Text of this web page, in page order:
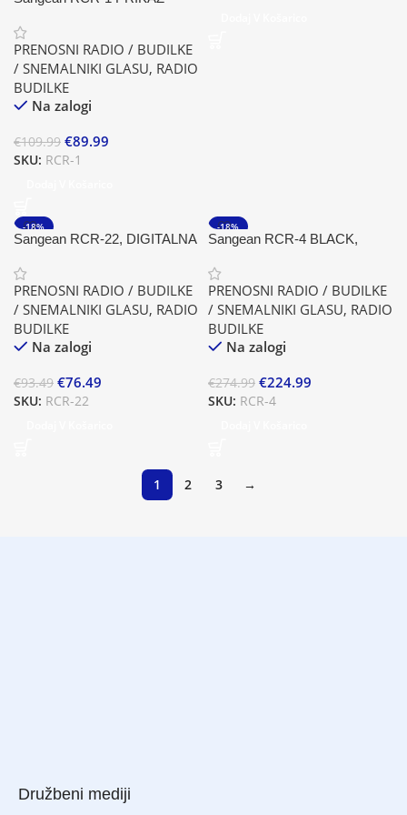
URE, 21 SPOMINSKIH MEST,
PRILAGODLJIVA
SVETILNOST ZASLONA,
MW/FM/LW FREKVENCE
PRENOSNI RADIO / BUDILKE
/ SNEMALNIKI GLASU, RADIO
BUDILKE
Na zalogi
€109.99 €89.99
SKU: RCR-1
-18%
Sangean RCR-22, DIGITALNA
TOČEN ČAS-FUNK, MOŽNA
MODRA OSVETLITEV, DVE
BUJENJI
PRENOSNI RADIO / BUDILKE
/ SNEMALNIKI GLASU, RADIO
BUDILKE
Na zalogi
€93.49 €76.49
SKU: RCR-22
-18%
Sangean RCR-4 BLACK,
DIGITALNA URA IN RDS
RADIO, ANALOGNA URA, 4x
ALARM
PRENOSNI RADIO / BUDILKE
/ SNEMALNIKI GLASU, RADIO
BUDILKE
Na zalogi
€274.99 €224.99
SKU: RCR-4
1 2 3 →
Družbeni mediji